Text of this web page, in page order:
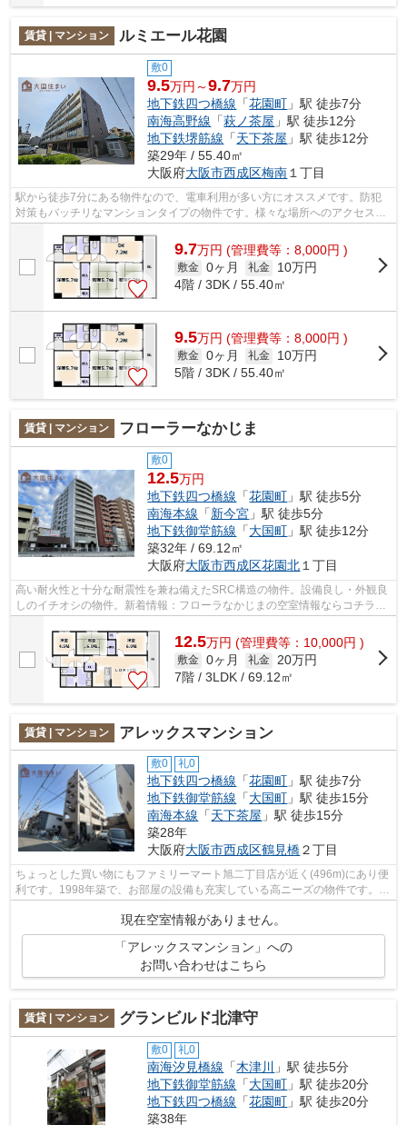
賃貸 | マンション ルミエール花園
敷0
9.5万円～9.7万円
地下鉄四つ橋線 「花園町 」駅 徒歩7分
南海高野線 「萩ノ茶屋 」駅 徒歩12分
地下鉄堺筋線 「天下茶屋 」駅 徒歩12分
築29年 / 55.40㎡
大阪府大阪市西成区梅南 １丁目
駅から徒歩7分にある物件なので、電車利用が多い方にオススメです。防犯
対策もバッチリなマンションタイプの物件です。様々な場所へのアクセスが
便利になる、2駅利用可能なマンション...
9.7万円 (管理費等：8,000円 )
敷金 0ヶ月 礼金
10万円
4階 / 3DK / 55.40㎡
9.5万円 (管理費等：8,000円 )
敷金 0ヶ月 礼金
10万円
5階 / 3DK / 55.40㎡
賃貸 | マンション フローラーなかじま
敷0
12.5万円
地下鉄四つ橋線 「花園町 」駅 徒歩5分
南海本線 「新今宮 」駅 徒歩5分
地下鉄御堂筋線 「大国町 」駅 徒歩12分
築32年 / 69.12㎡
大阪府大阪市西成区花園北 １丁目
高い耐火性と十分な耐震性を兼ね備えたSRC構造の物件。設備良し・外観良
しのイチオシの物件。新着情報：フローラなかじまの空室情報ならコチラ。
大阪市西成区での住まい探しはお任せく...
12.5万円 (管理費等：10,000円 )
敷金 0ヶ月 礼金 20万円
7階 / 3LDK / 69.12㎡
賃貸 | マンション アレックスマンション
敷0 礼0
地下鉄四つ橋線 「花園町 」駅 徒歩7分
地下鉄御堂筋線 「大国町 」駅 徒歩15分
南海本線 「天下茶屋 」駅 徒歩15分
築28年
大阪府大阪市西成区鶴見橋２丁目
ちょっとした買い物にもファミリーマート旭二丁目店が近く(496m)にあり便
利です。1998年築で、お部屋の設備も充実している高ニーズの物件です。機
現在空室情報がありません。
「アレックスマンション」への
お問い合わせはこちら
賃貸 | マンション グランビルド北津守
敷0 礼0
南海汐見橋線 「木津川
」駅 徒歩5分
地下鉄御堂筋線 「大国町 」駅 徒歩20分
地下鉄四つ橋線 「花園町 」駅 徒歩20分
築38年